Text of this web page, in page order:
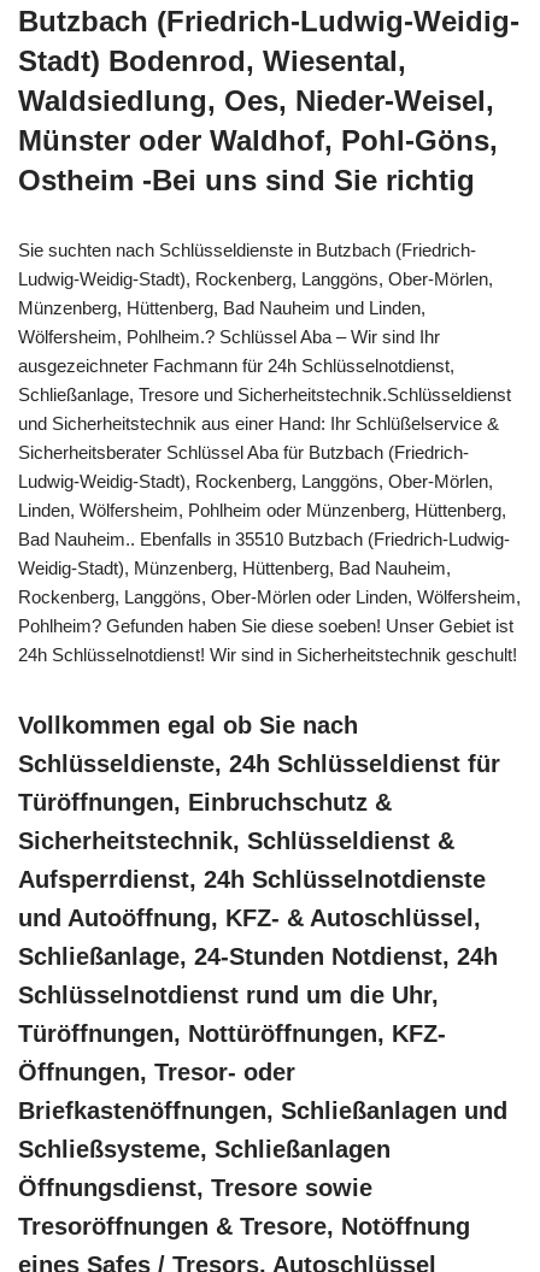
Butzbach (Friedrich-Ludwig-Weidig-
Stadt) Bodenrod, Wiesental,
Waldsiedlung, Oes, Nieder-Weisel,
Münster oder Waldhof, Pohl-Göns,
Ostheim -Bei uns sind Sie richtig
Sie suchten nach Schlüsseldienste in Butzbach (Friedrich-
Ludwig-Weidig-Stadt), Rockenberg, Langgöns, Ober-Mörlen,
Münzenberg, Hüttenberg, Bad Nauheim und Linden,
Wölfersheim, Pohlheim.? Schlüssel Aba – Wir sind Ihr
ausgezeichneter Fachmann für 24h Schlüsselnotdienst,
Schließanlage, Tresore und Sicherheitstechnik.Schlüsseldienst
und Sicherheitstechnik aus einer Hand: Ihr Schlüßelservice &
Sicherheitsberater Schlüssel Aba für Butzbach (Friedrich-
Ludwig-Weidig-Stadt), Rockenberg, Langgöns, Ober-Mörlen,
Linden, Wölfersheim, Pohlheim oder Münzenberg, Hüttenberg,
Bad Nauheim.. Ebenfalls in 35510 Butzbach (Friedrich-Ludwig-
Weidig-Stadt), Münzenberg, Hüttenberg, Bad Nauheim,
Rockenberg, Langgöns, Ober-Mörlen oder Linden, Wölfersheim,
Pohlheim? Gefunden haben Sie diese soeben! Unser Gebiet ist
24h Schlüsselnotdienst! Wir sind in Sicherheitstechnik geschult!
Vollkommen egal ob Sie nach
Schlüsseldienste, 24h Schlüsseldienst für
Türöffnungen, Einbruchschutz &
Sicherheitstechnik, Schlüsseldienst &
Aufsperrdienst, 24h Schlüsselnotdienste
und Autoöffnung, KFZ- & Autoschlüssel,
Schließanlage, 24-Stunden Notdienst, 24h
Schlüsselnotdienst rund um die Uhr,
Türöffnungen, Nottüröffnungen, KFZ-
Öffnungen, Tresor- oder
Briefkastenöffnungen, Schließanlagen und
Schließsysteme, Schließanlagen
Öffnungsdienst, Tresore sowie
Tresoröffnungen & Tresore, Notöffnung
eines Safes / Tresors, Autoschlüssel